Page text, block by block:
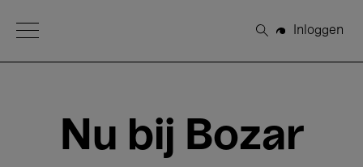
Open Menu
Zoeken
Inloggen
Nu bij Bozar